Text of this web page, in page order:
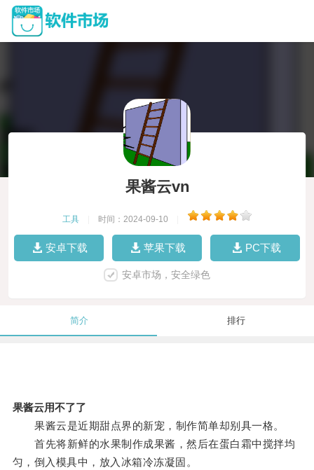
果酱云vn
工具 时间：2024-09-10
安卓下载 苹果下载 PC下载
安卓市场，安全绿色
简介 排行
果酱云用不了了
果酱云是近期甜点界的新宠，制作简单却别具一格。
首先将新鲜的水果制作成果酱，然后在蛋白霜中搅拌均
匀，倒入模具中，放入冰箱冷冻凝固。